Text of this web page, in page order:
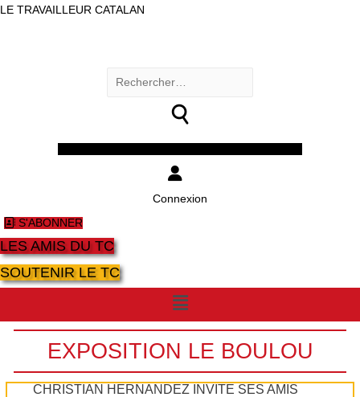
LE TRAVAILLEUR CATALAN
Rechercher :
Connexion
S'ABONNER
LES AMIS DU TC
SOUTENIR LE TC
Menu
EXPOSITION LE BOULOU
CHRISTIAN HERNANDEZ INVITE SES AMIS